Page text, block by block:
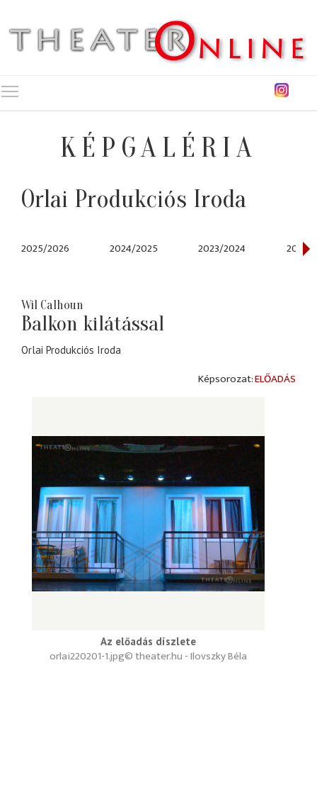
KÉPGALÉRIA
Orlai Produkciós Iroda
2025/2026 2024/2025 2023/2024 2022/
Wil Calhoun
Balkon kilátással
Orlai Produkciós Iroda
ELŐADÁS
Az előadás díszlete
© theater.hu - Ilovszky Béla
orlai220201-1.jpg